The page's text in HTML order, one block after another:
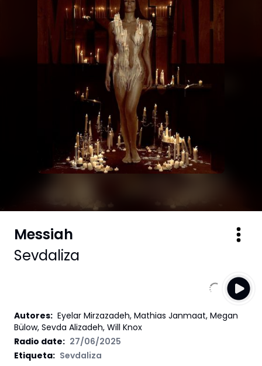
Messiah
Sevdaliza
Autores: Eyelar Mirzazadeh, Mathias Janmaat, Megan
Bülow, Sevda Alizadeh, Will Knox
Radio date: 27/06/2025
Etiqueta: Sevdaliza